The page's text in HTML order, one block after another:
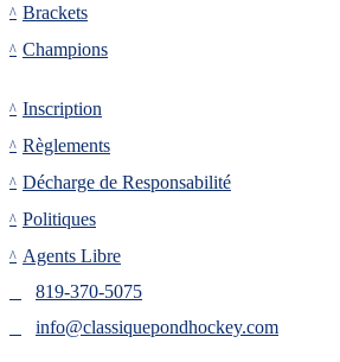
Brackets
Champions
Inscription
Règlements
Décharge de Responsabilité
Politiques
Agents Libre
819-370-5075
info@classiquepondhockey.com